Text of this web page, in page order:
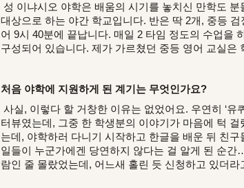
성 이냐시오 야학은 배움의 시기를 놓치신 만학도
대상으로 하는 야간 학교입니다. 반은 딱 2개, 중등
어 9시 40분에 끝납니다. 매일 2 타임 정도의 수업을
구성되어 있습니다. 제가 가르쳤던 중등 영어 교실
처음 야학에 지원하게 된 계기는 무엇인가요?
사실, 이렇다 할 거창한 이유는 없었어요. 우연히 ‘
터뷰였는데, 그중 한 학생분의 이야기가 마음에 턱
는데, 야학하러 다니기 시작하고 한글을 배운 뒤 친
일들이 누군가에겐 당연하지 않다는 걸 알게 된 순
람인 줄 몰랐었는데, 어느새 홀린 듯 신청하고 있더라